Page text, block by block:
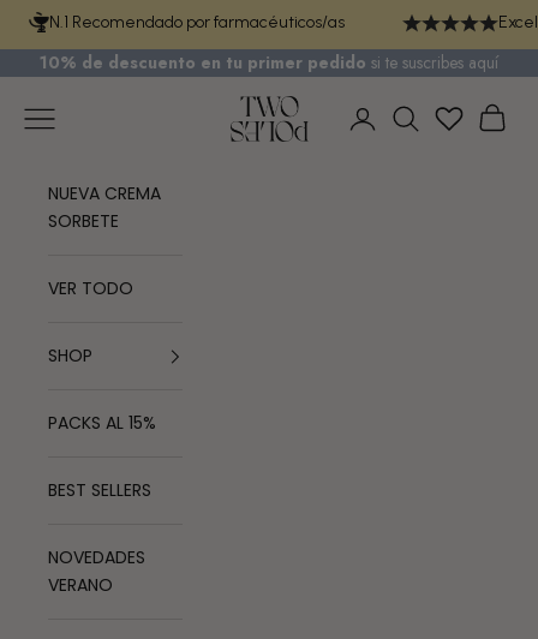
Ir al contenidoN.1 Recomendado por farmacéuticos/as
10% de descuento en tu primer pedido si te suscribes aquí
TWO POLES COSMETICS
Menú
Iniciar sesión
Buscar
NUEVA CREMA
SORBETE
VER TODO
SHOP
PACKS AL 15%
BEST SELLERS
NOVEDADES
VERANO